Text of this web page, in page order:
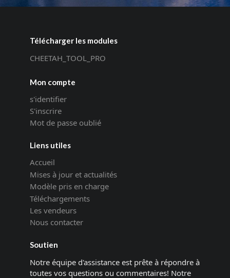
Télécharger les modules
CHEETAH_TOOL_PRO
Mon compte
s'identifier
S'inscrire
Mot de passe oublié
Liens utiles
Accueil
Mises à jour et actualités
Modèle pris en charge
Téléchargements
Les vendeurs
Nous contacter
Soutien
Notre équipe d'assistance est prête à répondre à
toutes vos questions ou commentaires! Notre